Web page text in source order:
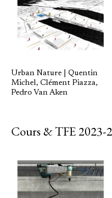
Urban Nature | Quentin
Michel, Clément Piazza,
Pedro Van Aken
Cours & TFE 2023-